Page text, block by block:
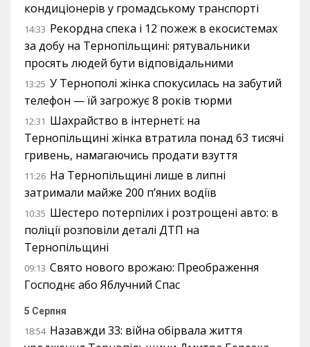
кондиціонерів у громадському транспорті
14:33 Рекордна спека і 12 пожеж в екосистемах
за добу на Тернопільщині: рятувальники
просять людей бути відповідальними
13:25 У Тернополі жінка спокусилась на забутий
телефон — їй загрожує 8 років тюрми
12:31 Шахрайство в інтернеті: на
Тернопільщині жінка втратила понад 63 тисячі
гривень, намагаючись продати взуття
11:26 На Тернопільщині лише в липні
затримали майже 200 п’яних водіїв
10:35 Шестеро потерпілих і розтрощені авто: в
поліції розповіли деталі ДТП на
Тернопільщині
09:13 Свято нового врожаю: Преображення
Господнє або Яблучний Спас
5 Серпня
18:54 Назавжди 33: війна обірвала життя